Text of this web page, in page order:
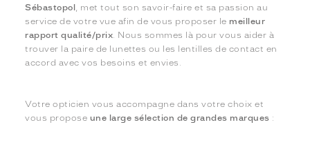
Sébastopol , met tout son savoir-faire et sa passion au
service de votre vue afin de vous proposer le meilleur
rapport qualité/prix. Nous sommes là pour vous aider à
trouver la paire de lunettes ou les lentilles de contact en
accord avec vos besoins et envies.
Votre opticien vous accompagne dans votre choix et
vous propose une large sélection de grandes marques :